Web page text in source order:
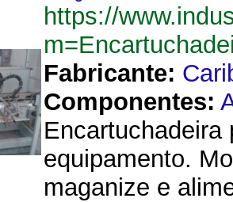
https://
Fabricante:
Componentes:
Encartuchadeira
equipamento.
maganize e